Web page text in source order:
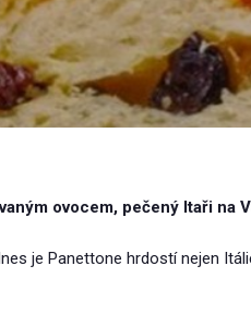
ovocem, pečený Itaři na
je Panettone hrdostí nejen